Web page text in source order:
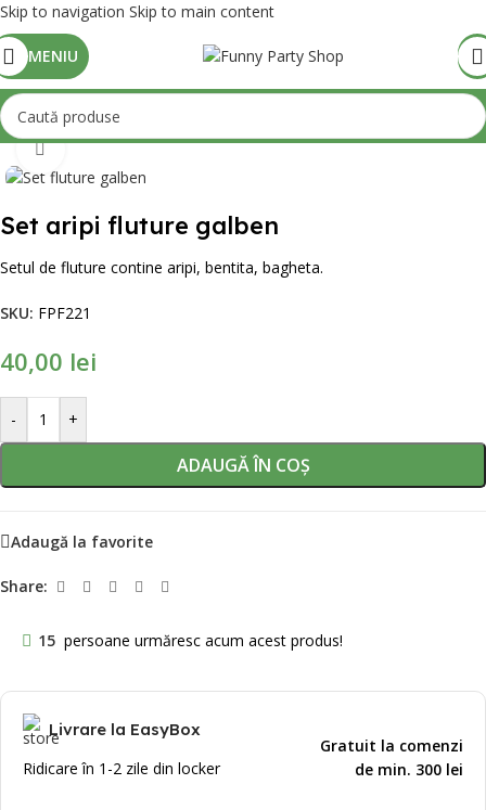
Skip to navigation Skip to main content
MENIU
Mărește poza
Set aripi fluture galben
Setul de fluture contine aripi, bentita, bagheta.
SKU: FPF221
40,00 lei
- +
ADAUGĂ ÎN COȘ
Adaugă la favorite
Share:
15 persoane urmăresc acum acest produs!
Livrare la EasyBox
Ridicare în 1-2 zile din locker
Gratuit la comenzi
de min. 300 lei